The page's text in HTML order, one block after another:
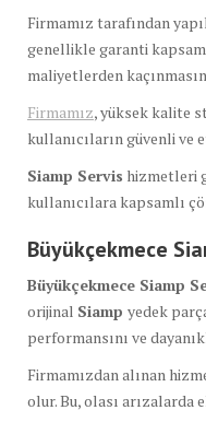
Firmamız tarafından
genellikle garanti
maliyetlerden
Firmamız, yüksek kalite
kullanıcıların güvenli ve
Siamp Servis hizmetleri
kullanıcılara kapsamlı
Büyükçekmece
Büyükçekmece Siamp
orijinal Siamp yedek
performansını ve
Firmamızdan alınan
olur. Bu, olası arızalarda